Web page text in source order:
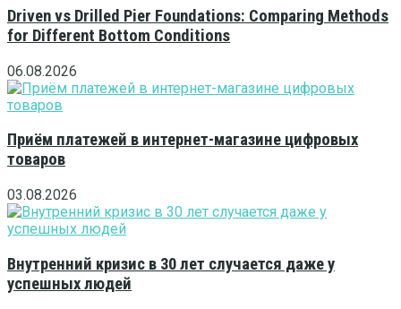
Driven vs Drilled Pier Foundations: Comparing Methods
for Different Bottom Conditions
06.08.2026
Приём платежей в интернет-магазине цифровых
товаров
03.08.2026
Внутренний кризис в 30 лет случается даже у
успешных людей